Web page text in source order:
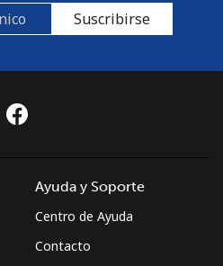
Suscribirse
Ayuda y Soporte
Centro de Ayuda
Contacto